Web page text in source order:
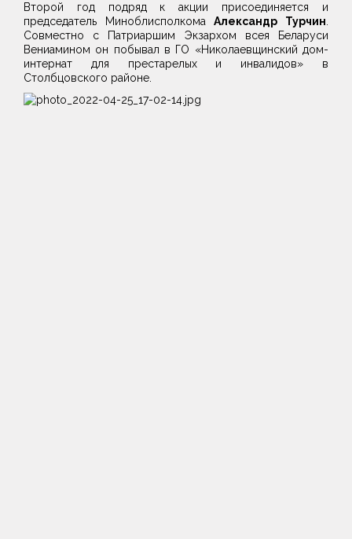
Второй год подряд к акции присоединяется и
председатель Миноблисполкома Александр Турчин.
Совместно с Патриаршим Экзархом всея Беларуси
Вениамином он побывал в ГО «Николаевщинский дом-
интернат для престарелых и инвалидов» в
Столбцовского районе.